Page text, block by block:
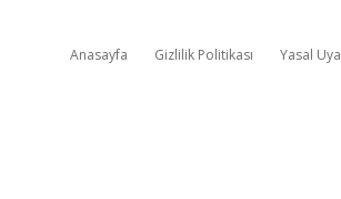
Anasayfa Gizlilik Politikası Yasal